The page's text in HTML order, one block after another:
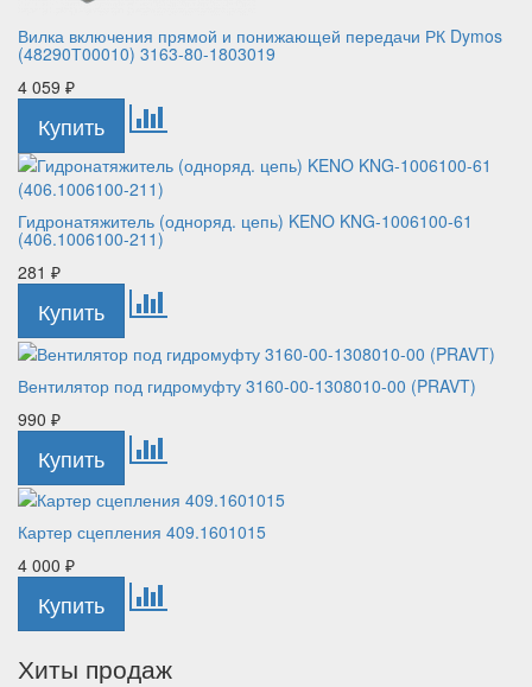
Вилка включения прямой и понижающей передачи РК Dymos
(48290Т00010) 3163-80-1803019
4 059 ₽
Гидронатяжитель (одноряд. цепь) KENO KNG-1006100-61
(406.1006100-211)
281 ₽
Вентилятор под гидромуфту 3160-00-1308010-00 (PRAVT)
990 ₽
Картер сцепления 409.1601015
4 000 ₽
Хиты продаж